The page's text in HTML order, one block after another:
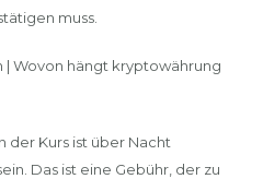
muss.
| Wovon hängt kryptowährung
Kurs ist über Nacht
Das ist eine Gebühr, der zu